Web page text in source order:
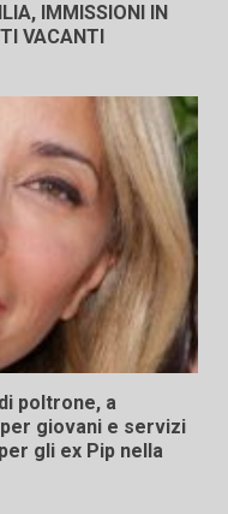
IMMISSIONI IN
VACANTI
poltrone, a
giovani e servizi
gli ex Pip nella